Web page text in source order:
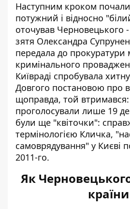
Наступним кроком
потужний і відносно
оточував Черновецького
зятя Олександра
передала до прокуратури
кримінального
Київраді спробувала
Довгого постановою про
щоправда, той втримався:
проголосували лише 19
були ще "квіточки":
термінологією Кличка,
самоврядування" у Києві
2011-го.
Як
країни